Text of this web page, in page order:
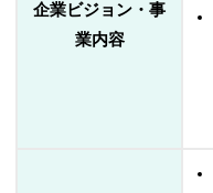
企業ビジョン・事
業内容